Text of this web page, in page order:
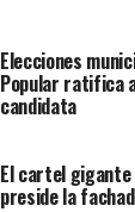
Elecciones
Popular ratifica
candidata
El cartel gigante
preside la